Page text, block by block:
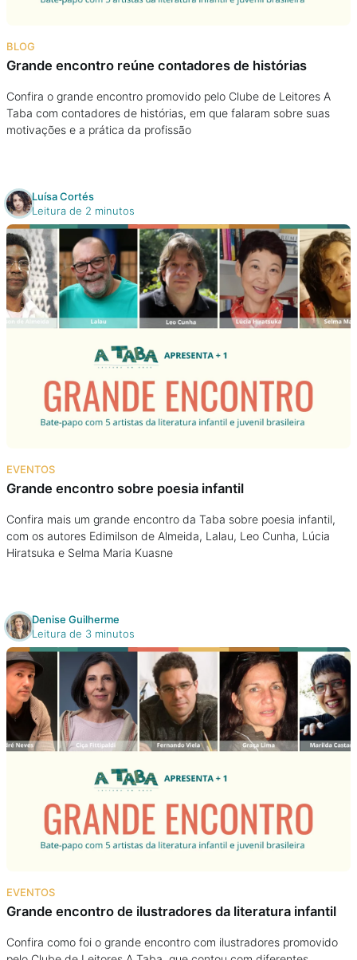
BLOG
Grande encontro reúne contadores de histórias
Confira o grande encontro promovido pelo Clube de Leitores A
Taba com contadores de histórias, em que falaram sobre suas
motivações e a prática da profissão
Luísa Cortés
Leitura de 2 minutos
EVENTOS
Grande encontro sobre poesia infantil
Confira mais um grande encontro da Taba sobre poesia infantil,
com os autores Edimilson de Almeida, Lalau, Leo Cunha, Lúcia
Hiratsuka e Selma Maria Kuasne
Denise Guilherme
Leitura de 3 minutos
EVENTOS
Grande encontro de ilustradores da literatura infantil
Confira como foi o grande encontro com ilustradores promovido